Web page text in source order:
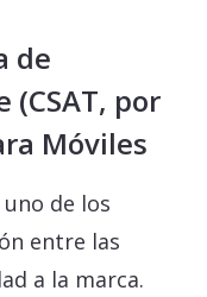
de
por
Móviles
uno de los
entre las
a la marca.